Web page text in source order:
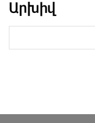
Արխիվ